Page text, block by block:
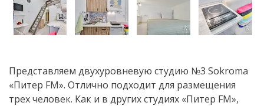
Представляем двухуровневую студию №3 Sokroma
«Питер FM». Отлично подходит для размещения
трех человек. Как и в других студиях «Питер FM»,